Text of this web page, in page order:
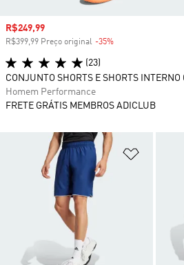
Preço com desconto
R$249,99
R$399,99 Preço original -35%
(23)
CONJUNTO SHORTS E SHORTS
Homem Performance
FRETE GRÁTIS MEMBROS ADICLUB